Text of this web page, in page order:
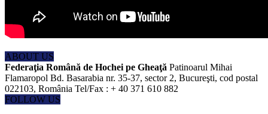
ABOUT US
Federaţia Română de Hochei pe Gheaţă Patinoarul Mihai
Flamaropol Bd. Basarabia nr. 35-37, sector 2, Bucureşti, cod postal
022103, România Tel/Fax : + 40 371 610 882
FOLLOW US